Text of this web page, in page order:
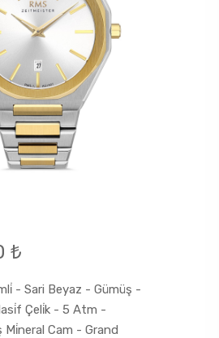
₺
- Sari Beyaz - Gümüş -
Çeli̇k - 5 Atm -
Cam - Grand